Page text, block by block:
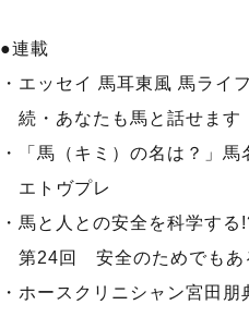
●連載
・エッセイ 馬耳東風 馬ライ
続・あなたも馬と話せます
・「馬（キミ）の名は？」
エトヴプレ
・馬と人との安全を科学す
第24回 安全のためでもあ
・ホースクリニシャン宮田